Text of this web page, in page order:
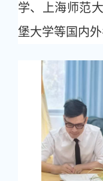
学、上海师范
堡大学等国内外